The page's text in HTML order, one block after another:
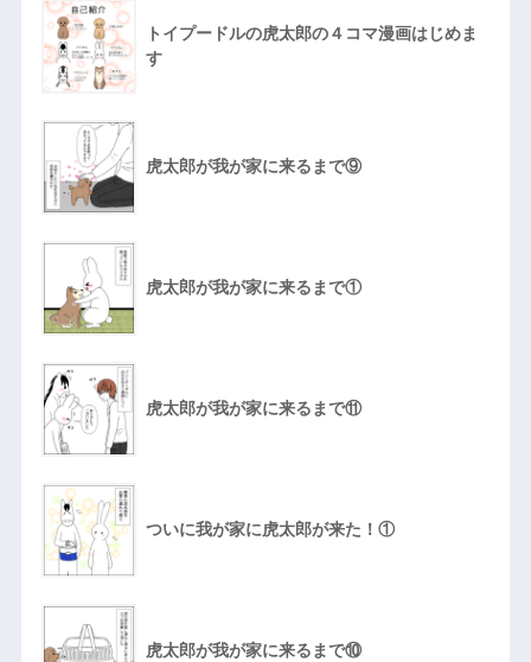
トイプードルの虎太郎の４コマ漫画はじめま
す
虎太郎が我が家に来るまで⑨
虎太郎が我が家に来るまで①
虎太郎が我が家に来るまで⑪
ついに我が家に虎太郎が来た！①
虎太郎が我が家に来るまで⑩